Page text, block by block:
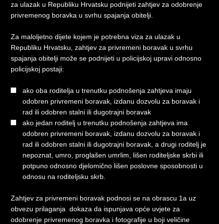
za ulazak u Republiku Hrvatsku podnijeti zahtjev za odobrenje
privremenog boravka u svrhu spajanja obitelji.
Za maloljetno dijete kojem je potrebna viza za ulazak u
Republiku Hrvatsku, zahtjev za privremeni boravak u svrhu
spajanja obitelji može se podnijeti u policijskoj upravi odnosno
policijskoj postaji:
ako oba roditelja u trenutku podnošenja zahtjeva imaju
odobren privremeni boravak, izdanu dozvolu za boravak i
rad ili odobren stalni ili dugotrajni boravak
ako jedan roditelj u trenutku podnošenja zahtjeva ima
odobren privremeni boravak, izdanu dozvolu za boravak i
rad ili odobren stalni ili dugotrajni boravak, a drugi roditelj je
nepoznat, umro, proglašen umrlim, lišen roditeljske skrbi ili
potpuno odnosno djelomično lišen poslovne sposobnosti u
odnosu na roditeljsku skrb.
Zahtjev za privremeni boravak podnosi se na obrascu 1a uz
obvezu prilaganja dokaza da ispunjava opće uvjete za
odobrenje privremenog boravka i fotografije u boji veličine